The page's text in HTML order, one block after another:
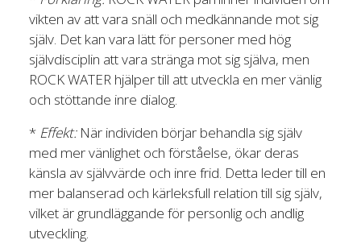
vikten av att vara snäll och medkännande mot sig
själv. Det kan vara lätt för personer med hög
självdisciplin att vara stränga mot sig själva, men
ROCK WATER hjälper till att utveckla en mer vänlig
och stöttande inre dialog.
* Effekt:När individen börjar behandla sig själv
med mer vänlighet och förståelse, ökar deras
känsla av självvärde och inre frid. Detta leder till en
mer balanserad och kärleksfull relation till sig själv,
vilket är grundläggande för personlig och andlig
utveckling.